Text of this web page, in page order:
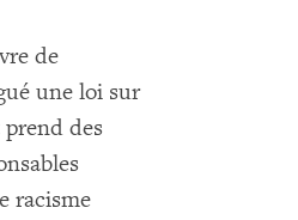
de
une loi sur
des
racisme